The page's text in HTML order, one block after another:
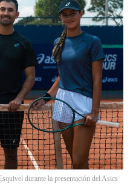
durante la presentación del Asics